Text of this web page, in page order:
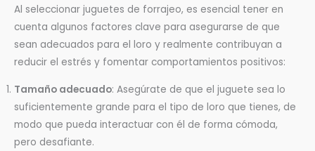
Al seleccionar juguetes de forrajeo, es esencial tener en
cuenta algunos factores clave para asegurarse de que
sean adecuados para el loro y realmente contribuyan a
reducir el estrés y fomentar comportamientos positivos:
Tamaño adecuado: Asegúrate de que el juguete sea lo
suficientemente grande para el tipo de loro que tienes, de
modo que pueda interactuar con él de forma cómoda,
pero desafiante.